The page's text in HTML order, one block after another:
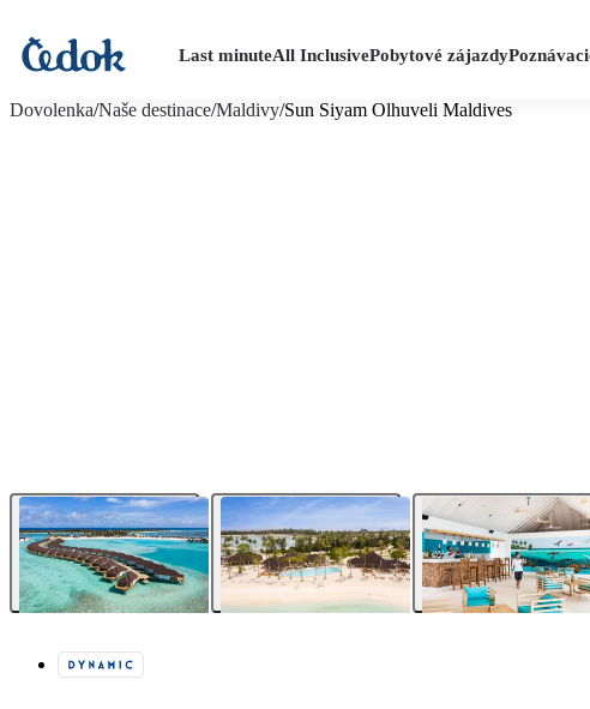
Last minuteAll InclusivePobytové zájazdy
Dovolenka/Naše destinace/Maldivy/Sun Siyam Olhuveli Maldives